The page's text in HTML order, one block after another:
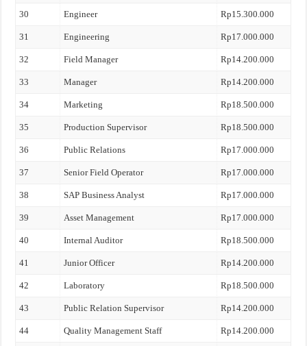
30 Engineer Rp15.300.000
31 Engineering Rp17.000.000
32 Field Manager Rp14.200.000
33 Manager Rp14.200.000
34 Marketing Rp18.500.000
35 Production Supervisor Rp18.500.000
36 Public Relations Rp17.000.000
37 Senior Field Operator Rp17.000.000
38 SAP Business Analyst Rp17.000.000
39 Asset Management Rp17.000.000
40 Internal Auditor Rp18.500.000
41 Junior Officer Rp14.200.000
42 Laboratory Rp18.500.000
43 Public Relation Supervisor Rp14.200.000
44 Quality Management Staff Rp14.200.000